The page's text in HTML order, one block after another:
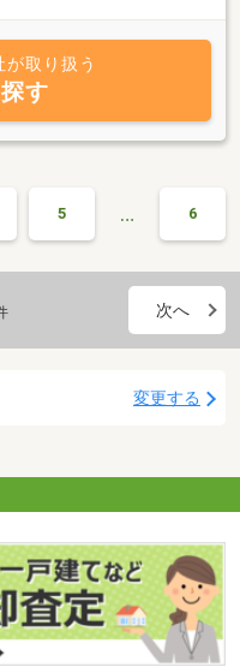
取り扱う
す
5 … 6
次へ
変更する